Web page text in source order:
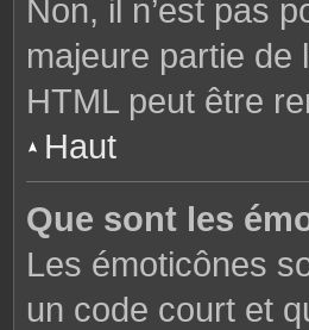
Non, il n’est pas
majeure partie de
HTML peut être
Haut
Que sont les
Les émoticônes
un code court et